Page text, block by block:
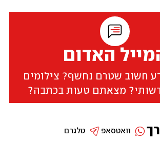
האדום
חשוב שטרם נחשף? צילומים
מצאתם טעות בכתבה?
טלגרם וואטסאפ